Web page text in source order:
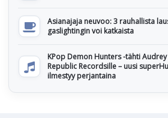
Asianajaja neuvoo: 3 rauhallista
gaslightingin voi katkaista
KPop Demon Hunters -tähti
Republic Recordsille – uusi
ilmestyy perjantaina